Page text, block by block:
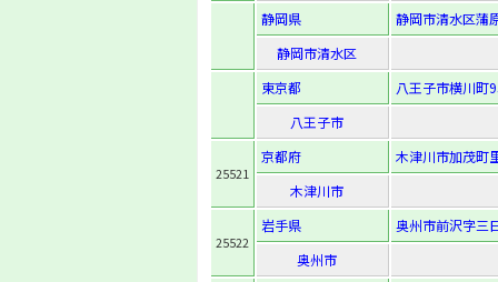
静岡県
静岡市清水区蒲
静岡市清水区
東京都
八王子市横川町
八王子市
25521
京都府
木津川市加茂町
木津川市
25522
岩手県
奥州市前沢字三
奥州市